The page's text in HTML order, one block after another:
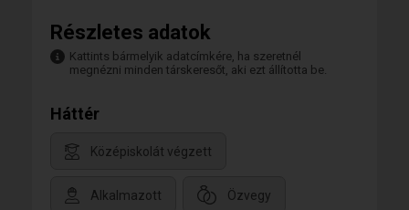
Részletes adatok
Kattints bármelyik adatcímkére, ha szeretnél
megnézni minden társkeresőt, aki ezt állította be.
Háttér
Középiskolát végzett
Alkalmazott Özvegy